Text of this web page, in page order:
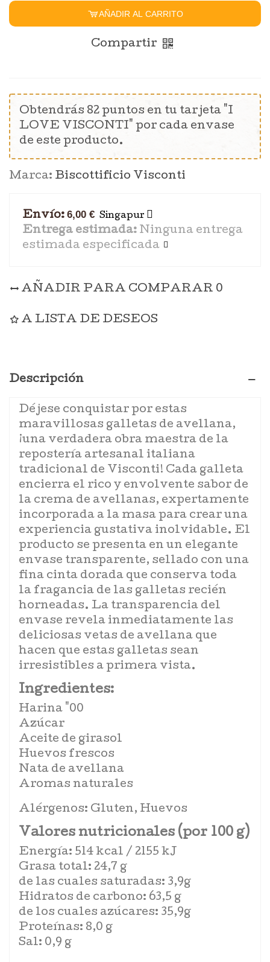
AÑADIR AL CARRITO
Compartir
Obtendrás 82 puntos en tu tarjeta "I
LOVE VISCONTI" por cada envase
de este producto.
Marca: Biscottificio Visconti
Envío: 6,00 € Singapur
Entrega estimada: Ninguna entrega
estimada especificada
AÑADIR PARA COMPARAR 0
A LISTA DE DESEOS
Descripción
Déjese conquistar por estas
maravillosas galletas de avellana,
¡una verdadera obra maestra de la
repostería artesanal italiana
tradicional de Visconti! Cada galleta
encierra el rico y envolvente sabor de
la crema de avellanas, expertamente
incorporada a la masa para crear una
experiencia gustativa inolvidable. El
producto se presenta en un elegante
envase transparente, sellado con una
fina cinta dorada que conserva toda
la fragancia de las galletas recién
horneadas. La transparencia del
envase revela inmediatamente las
deliciosas vetas de avellana que
hacen que estas galletas sean
irresistibles a primera vista.
Ingredientes:
Harina "00
Azúcar
Aceite de girasol
Huevos frescos
Nata de avellana
Aromas naturales
Alérgenos: Gluten, Huevos
Valores nutricionales (por 100 g)
Energía: 514 kcal / 2155 kJ
Grasa total: 24,7 g
de las cuales saturadas: 3,9g
Hidratos de carbono: 63,5 g
de los cuales azúcares: 35,9g
Proteínas: 8,0 g
Sal: 0,9 g